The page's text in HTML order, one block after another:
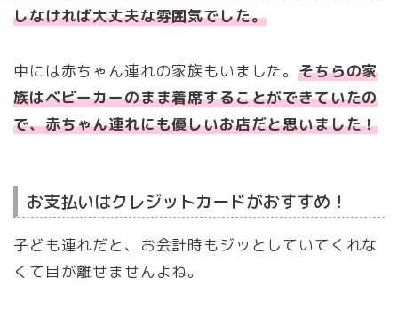
しなければ大丈夫な雰囲気でした。
中には赤ちゃん連れの家族もいました。そちらの家
族はベビーカーのまま着席することができていたの
で、赤ちゃん連れにも優しいお店だと思いました！
お支払いはクレジットカードがおすすめ！
子ども連れだと、お会計時もジッとしていてくれな
くて目が離せませんよね。